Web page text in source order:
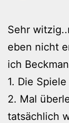
Sehr
eben nicht
ich
1. Die
2. Mal
tatsächlich